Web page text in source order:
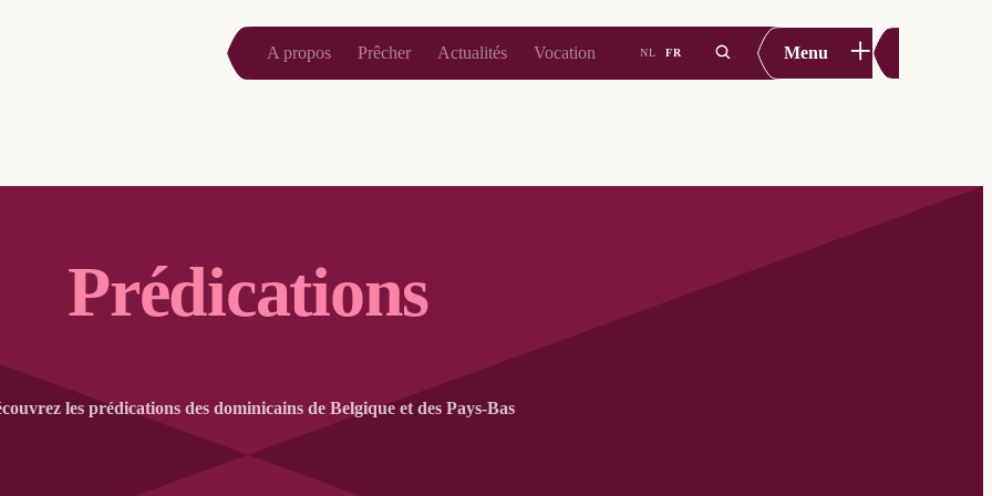
A propos Prêcher Actualités Vocation NL FR Menu +
Prédications
les prédications des dominicains de Belgique et des Pays-Bas